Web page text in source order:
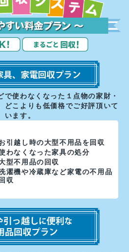
で使わなくなった１点物の家財・
どこよりも低価格でご好評頂いて
います。
引越し時の大型不用品を回収
わなくなった家具の処分
型不用品の回収
濯機や冷蔵庫など家電の不用品
収